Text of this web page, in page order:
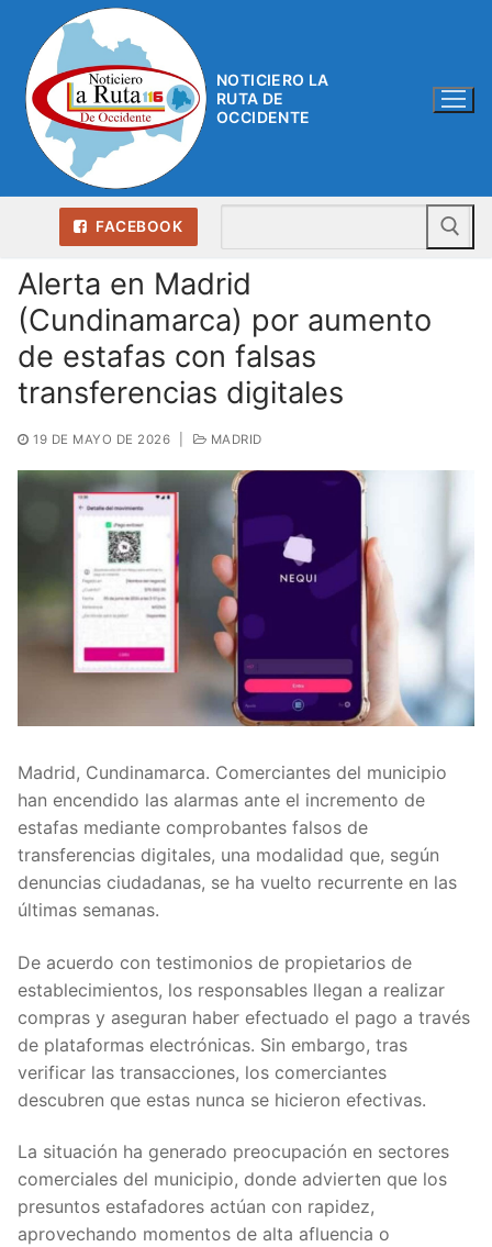
contenido
NOTICIERO LA
RUTA DE
OCCIDENTE
FACEBOOK
Alerta en Madrid
(Cundinamarca) por aumento
de estafas con falsas
transferencias digitales
19 DE MAYO DE 2026 MADRID
Madrid, Cundinamarca. Comerciantes del municipio
han encendido las alarmas ante el incremento de
estafas mediante comprobantes falsos de
transferencias digitales, una modalidad que, según
denuncias ciudadanas, se ha vuelto recurrente en las
últimas semanas.
De acuerdo con testimonios de propietarios de
establecimientos, los responsables llegan a realizar
compras y aseguran haber efectuado el pago a través
de plataformas electrónicas. Sin embargo, tras
verificar las transacciones, los comerciantes
descubren que estas nunca se hicieron efectivas.
La situación ha generado preocupación en sectores
comerciales del municipio, donde advierten que los
presuntos estafadores actúan con rapidez,
aprovechando momentos de alta afluencia o